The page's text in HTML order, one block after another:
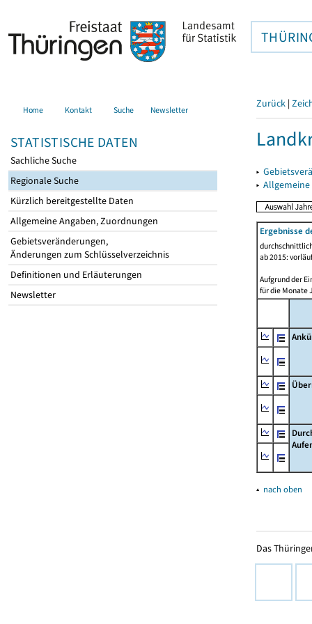
Home Kontakt Suche Newsletter
STATISTISCHE DATEN
Sachliche Suche
Regionale Suche
Kürzlich bereitgestellte Daten
Allgemeine Angaben, Zuordnungen
Gebietsveränderungen,
Änderungen zum Schlüsselverzeichnis
Definitionen und Erläuterungen
Newsletter
Zurück |
▸
▸
Ergebnisse
ab 2015:
Aufgrund der
für die Monate
▴ nach oben
Das